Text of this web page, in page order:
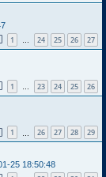
1 … 24 25 26 27
1 … 23 24 25 26
1 26 27 28 29
25 18:50:48